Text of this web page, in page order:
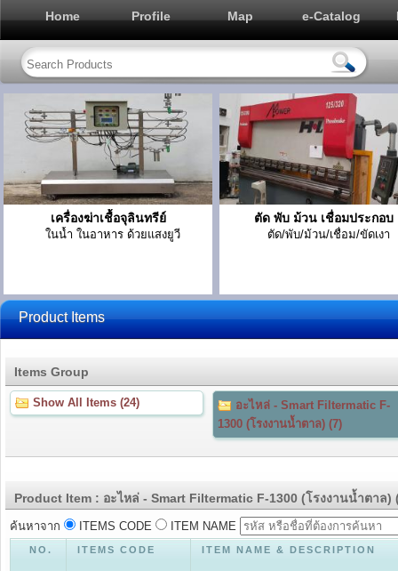
Home Profile Map e-Catalog
เครื่องฆ่าเชื้อจุลินทรีย์
ในน้ำ ในอาหาร ด้วยแสงยูวี
ตัด พับ ม้วน เชื่อมประกอบ
ตัด/พับ/ม้วน/เชื่อม/ขัดเงา
Product Items
Items Group
Show All Items (24)
อะไหล่ - Smart Filtermatic F-
1300 (โรงงานน้ำตาล) (7)
Product Item : อะไหล่ - Smart Filtermatic F-1300 (โรงงานน้ำตาล)
ค้นหาจาก ITEMS CODE ITEM NAME
NO. ITEMS CODE ITEM NAME & DESCRIPTION